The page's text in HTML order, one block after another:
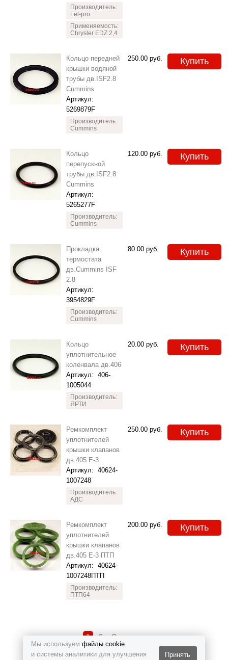
Мы используем файлы cookie
и системы аналитики для улучшения
Принять
Производитель:
Fel-pro
Применяемость:
Chrysler EDZ 2,4
Кольцо передней
крышки водяной
трубы дв.ISF2.8
Cummins
Артикул:
5269879F
Производитель:
Cummins
250.00 руб. Купить
Кольцо
перепускной
трубы дв.ISF2.8
Cummins
Артикул:
5265277F
Производитель:
Cummins
120.00 руб. Купить
Прокладка
термостата
дв.Cummins ISF
2.8
Артикул:
3954829F
Производитель:
Cummins
80.00 руб. Купить
Кольцо
уплотнительное
коленвала дв.406
Артикул: 406-
1005044
Производитель:
ЯРТИ
20.00 руб. Купить
Ремкомплект
уплотнителей
крышки клапанов
дв.405 Е-3
Артикул: 40624-
1007248
Производитель:
АДС
250.00 руб. Купить
Ремкомплект
уплотнителей
крышки клапанов
дв.405 Е-3 ПТП
Артикул: 40624-
1007248ПТП
Производитель:
ПТП64
200.00 руб. Купить
1 2 Следующая